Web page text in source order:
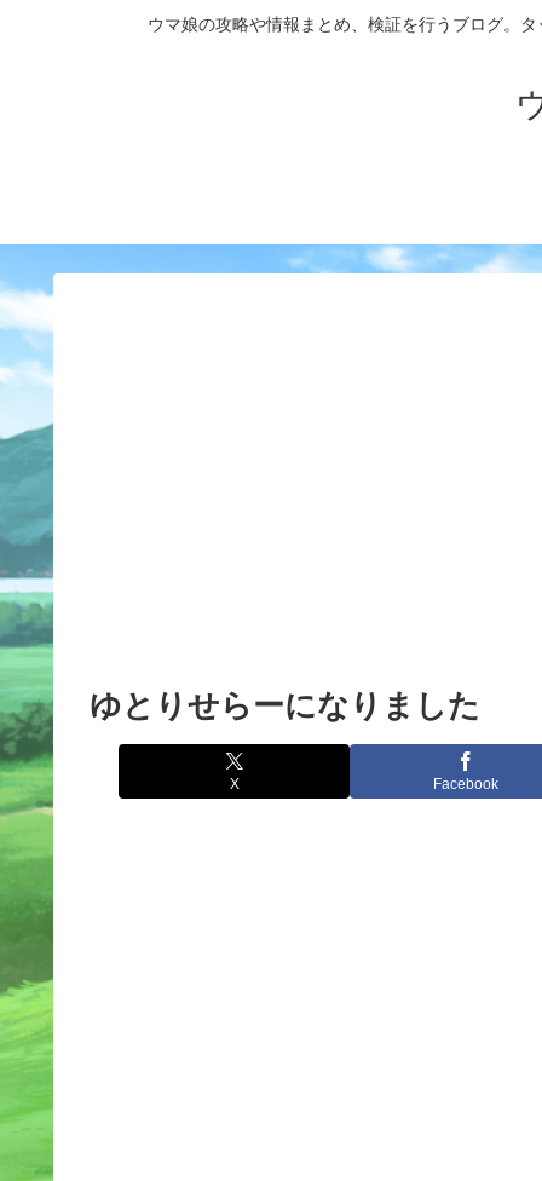
ウマ娘の攻略や情報まとめ、検証を行うブログ。
ゆとりせらーになりました
X Facebook